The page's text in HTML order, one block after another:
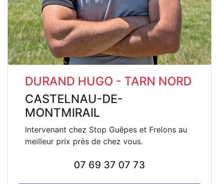
DURAND HUGO - TARN NORD
CASTELNAU-DE-
MONTMIRAIL
Intervenant chez Stop Guêpes et Frelons au
meilleur prix près de chez vous.
07 69 37 07 73